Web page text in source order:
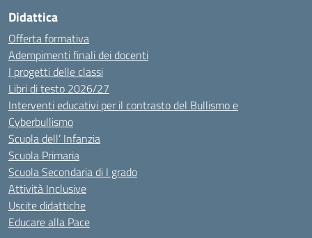
Didattica
Offerta formativa
Adempimenti finali dei docenti
I progetti delle classi
Libri di testo 2026/27
Interventi educativi per il contrasto del Bullismo e
Cyberbullismo
Scuola dell’ Infanzia
Scuola Primaria
Scuola Secondaria di I grado
Attività Inclusive
Uscite didattiche
Educare alla Pace